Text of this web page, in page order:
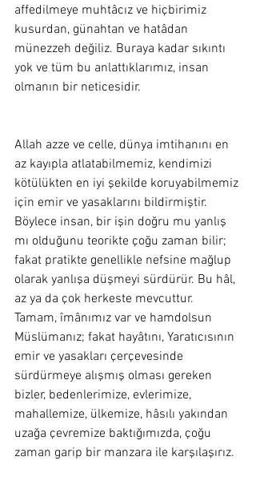
affedilmeye muhtâcız ve hiçbirimiz
kusurdan, günahtan ve hatâdan
münezzeh değiliz. Buraya kadar sıkıntı
yok ve tüm bu anlattıklarımız, insan
olmanın bir neticesidir.
Allah azze ve celle, dünya imtihanını en
az kayıpla atlatabilmemiz, kendimizi
kötülükten en iyi şekilde koruyabilmemiz
için emir ve yasaklarını bildirmiştir.
Böylece insan, bir işin doğru mu yanlış
mı olduğunu teorikte çoğu zaman bilir;
fakat pratikte genellikle nefsine mağlup
olarak yanlışa düşmeyi sürdürür. Bu hâl,
az ya da çok herkeste mevcuttur.
Tamam, îmânımız var ve hamdolsun
Müslümanız; fakat hayâtını, Yaratıcısının
emir ve yasakları çerçevesinde
sürdürmeye alışmış olması gereken
bizler, bedenlerimize, evlerimize,
mahallemize, ülkemize, hâsılı yakından
uzağa çevremize baktığımızda, çoğu
zaman garip bir manzara ile karşılaşırız.